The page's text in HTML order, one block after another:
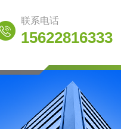
联系电话
15622816333